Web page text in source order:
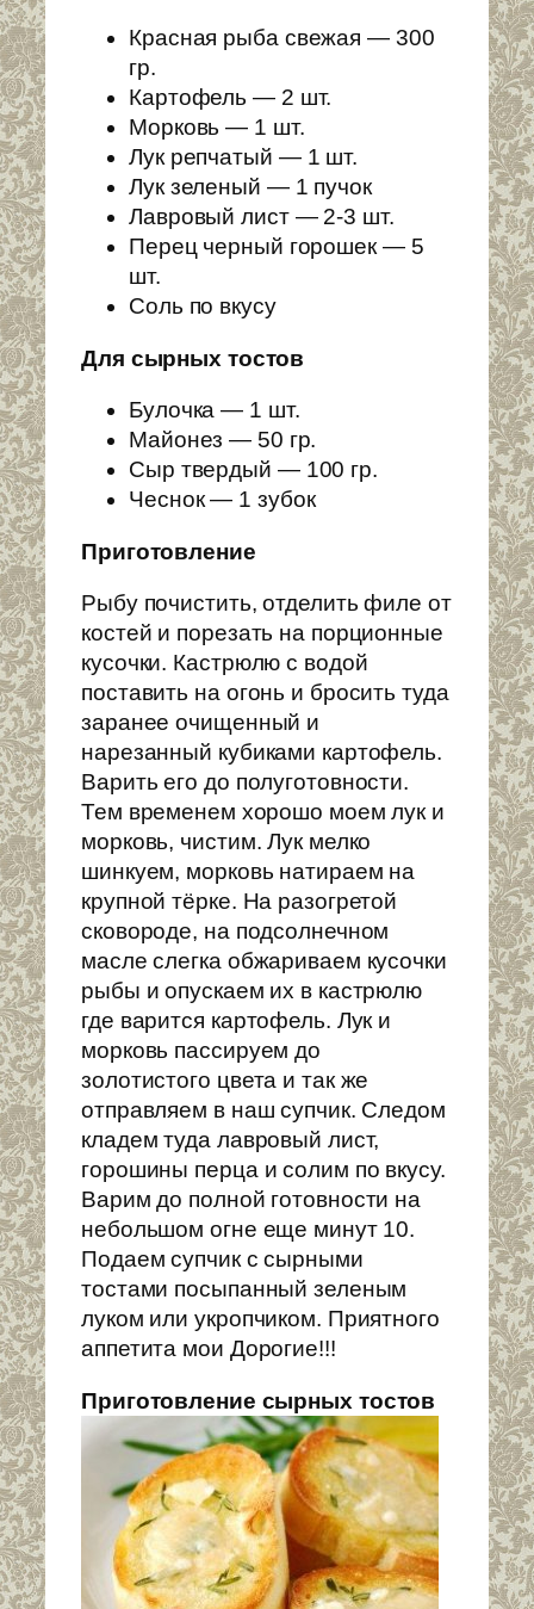
Красная рыба свежая — 300
гр.
Картофель — 2 шт.
Морковь — 1 шт.
Лук репчатый — 1 шт.
Лук зеленый — 1 пучок
Лавровый лист — 2-3 шт.
Перец черный горошек — 5
шт.
Соль по вкусу
Для сырных тостов
Булочка — 1 шт.
Майонез — 50 гр.
Сыр твердый — 100 гр.
Чеснок — 1 зубок
Приготовление
Рыбу почистить, отделить филе от
костей и порезать на порционные
кусочки. Кастрюлю с водой
поставить на огонь и бросить туда
заранее очищенный и
нарезанный кубиками картофель.
Варить его до полуготовности.
Тем временем хорошо моем лук и
морковь, чистим. Лук мелко
шинкуем, морковь натираем на
крупной тёрке. На разогретой
сковороде, на подсолнечном
масле слегка обжариваем кусочки
рыбы и опускаем их в кастрюлю
где варится картофель. Лук и
морковь пассируем до
золотистого цвета и так же
отправляем в наш супчик. Следом
кладем туда лавровый лист,
горошины перца и солим по вкусу.
Варим до полной готовности на
небольшом огне еще минут 10.
Подаем супчик с сырными
тостами посыпанный зеленым
луком или укропчиком. Приятного
аппетита мои Дорогие!!!
Приготовление сырных тостов